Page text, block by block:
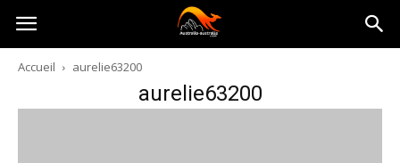
Australia-
australie.com
Accueil aurelie63200
aurelie63200